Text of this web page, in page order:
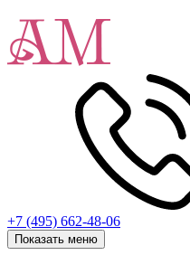
+7 (495) 662-48-06
Показать меню